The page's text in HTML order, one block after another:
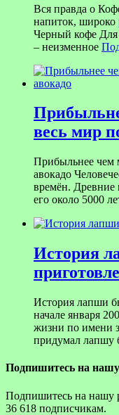
Вся правда о
напиток, широко
Черный кофе Для
– неизменное
весь мир
Прибыльнее чем
авокадо
времён. Древние
его около 5000
История
История лапши
начале января
жизни по имени
придумал лапшу
Подпишитесь на
Подпишитесь на нашу
36 618 подписчикам.